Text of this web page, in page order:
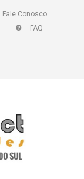
Fale Conosco
FAQ